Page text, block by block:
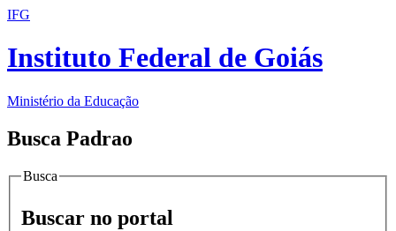
IFG
Instituto Federal de Goiás
Ministério da Educação
Busca Padrao
Busca
Buscar no portal